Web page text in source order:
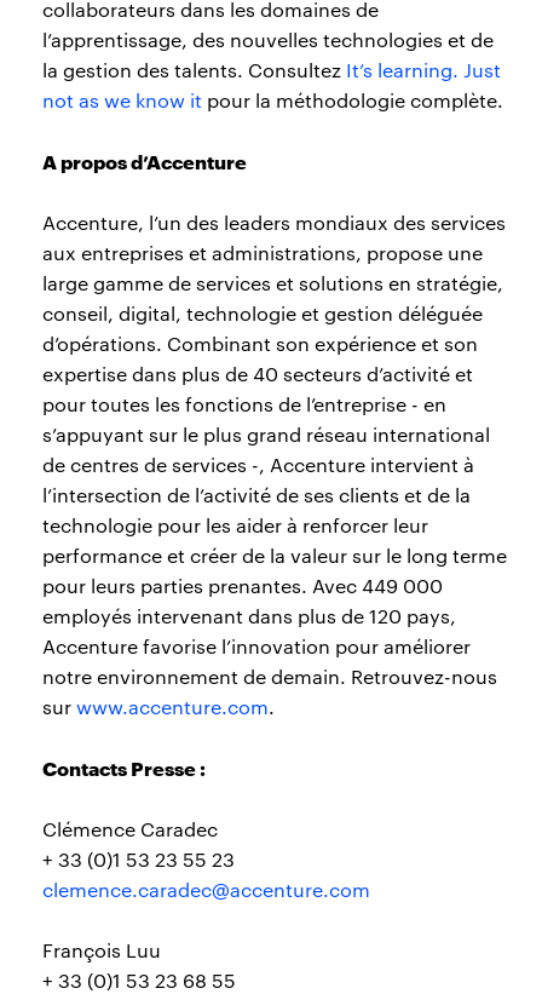
collaborateurs dans les domaines de
l’apprentissage, des nouvelles technologies et de
la gestion des talents. Consultez It’s learning. Just
not as we know it pour la méthodologie complète.
A propos d’Accenture
Accenture, l’un des leaders mondiaux des services
aux entreprises et administrations, propose une
large gamme de services et solutions en stratégie,
conseil, digital, technologie et gestion déléguée
d’opérations. Combinant son expérience et son
expertise dans plus de 40 secteurs d’activité et
pour toutes les fonctions de l’entreprise - en
s’appuyant sur le plus grand réseau international
de centres de services -, Accenture intervient à
l’intersection de l’activité de ses clients et de la
technologie pour les aider à renforcer leur
performance et créer de la valeur sur le long terme
pour leurs parties prenantes. Avec 449 000
employés intervenant dans plus de 120 pays,
Accenture favorise l’innovation pour améliorer
notre environnement de demain. Retrouvez-nous
surwww.accenture.com.
Contacts Presse :
Clémence Caradec
+ 33 (0)1 53 23 55 23
clemence.caradec@accenture.com
François Luu
+ 33 (0)1 53 23 68 55